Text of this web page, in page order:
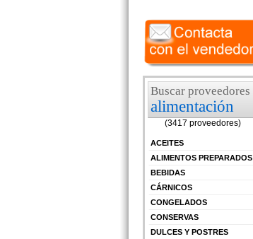
Buscar proveedores
alimentación
(3417 proveedores)
ACEITES
ALIMENTOS PREPARADOS
BEBIDAS
CÁRNICOS
CONGELADOS
CONSERVAS
DULCES Y POSTRES